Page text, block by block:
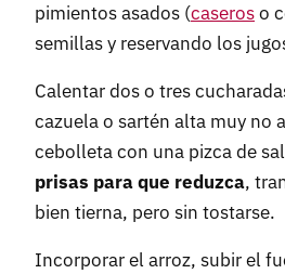
pimientos asados (caseroso
semillas y reservando los
Calentar dos o tres
cazuela o sartén alta muy no
cebolleta con una pizca de
prisas para que reduzca,
bien tierna, pero sin tostarse.
Incorporar el arroz, subir el